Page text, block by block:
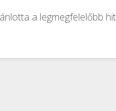
a legmegfelelőbb